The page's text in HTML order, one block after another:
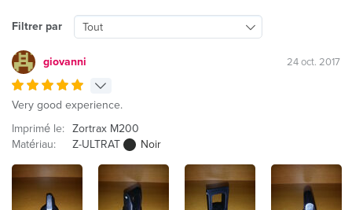
Filtrer par Tout
giovanni 24 oct. 2017
Very good experience.
Imprimé le: Zortrax M200
Matériau:
Z-ULTRAT Noir